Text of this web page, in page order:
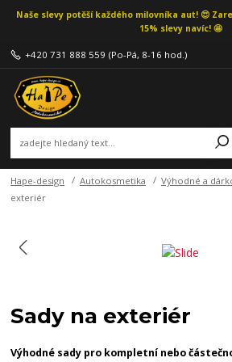
Naše slevy potěší každého milovníka aut! 😍
15% slevy navíc! 🤩
+420 731 888 559 (Po-Pá, 8-16 hod.)
Hape-design Autokosmetika Výhodné a
exteriér
Sady na exteriér
Výhodné sady pro kompletní nebo